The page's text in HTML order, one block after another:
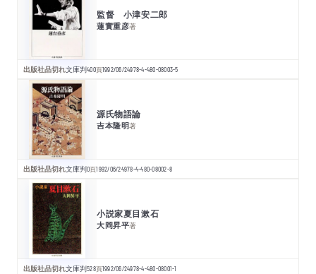
監督 小津安二郎
蓮實重彦著
出版社品切れ文庫判400頁1992/06/24978-4-480-08003-5
源氏物語論
吉本隆明著
出版社品切れ文庫判0頁1992/06/24978-4-480-08002-8
小説家夏目漱石
大岡昇平著
出版社品切れ文庫判528頁1992/06/24978-4-480-08001-1